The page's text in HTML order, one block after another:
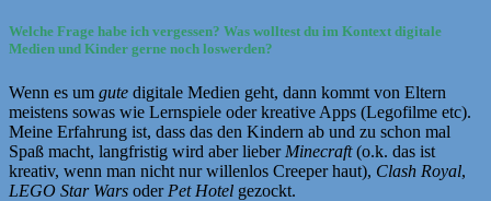
Welche Frage habe ich vergessen? Was wolltest du im Kontext digitale
Medien und Kinder gerne noch loswerden?
Wenn es um gute digitale Medien geht, dann kommt von Eltern
meistens sowas wie Lernspiele oder kreative Apps (Legofilme etc).
Meine Erfahrung ist, dass das den Kindern ab und zu schon mal
Spaß macht, langfristig wird aber lieber Minecraft(o.k. das ist
kreativ, wenn man nicht nur willenlos Creeper haut), Clash Royal,
LEGO Star Wars oder Pet Hotel gezockt.